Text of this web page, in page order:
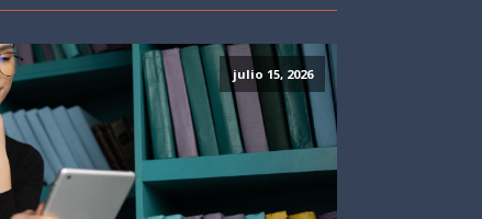
julio 15, 2026